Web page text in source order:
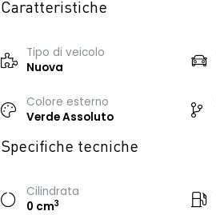
Caratteristiche
Tipo di veicolo
Nuova
Colore esterno
Verde Assoluto
Specifiche tecniche
Cilindrata
0 cm3